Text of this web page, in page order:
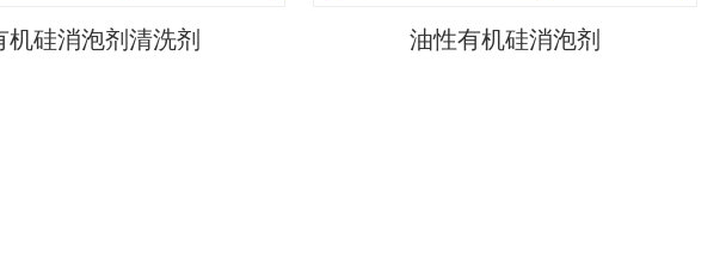
机硅消泡剂清洗剂 油性有机硅消泡剂